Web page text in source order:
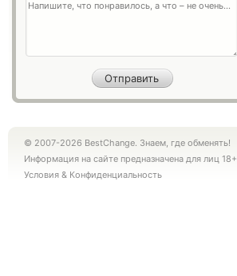
© 2007-2026 BestChange. Знаем, где обменять!
Информация на сайте предназначена для лиц 18+
Условия & Конфиденциальность